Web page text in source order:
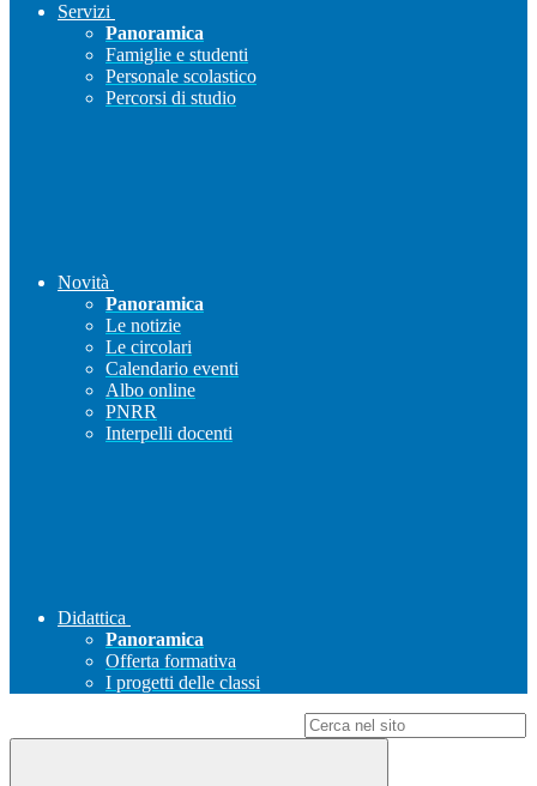
Servizi
Panoramica
Famiglie e studenti
Personale scolastico
Percorsi di studio
Novità
Panoramica
Le notizie
Le circolari
Calendario eventi
Albo online
PNRR
Interpelli docenti
Didattica
Panoramica
Offerta formativa
I progetti delle classi